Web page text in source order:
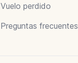
Vuelo perdido
Preguntas frecuentes